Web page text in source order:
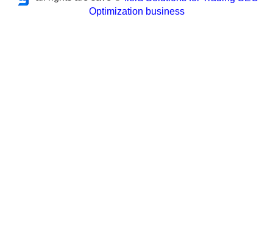
Optimization business